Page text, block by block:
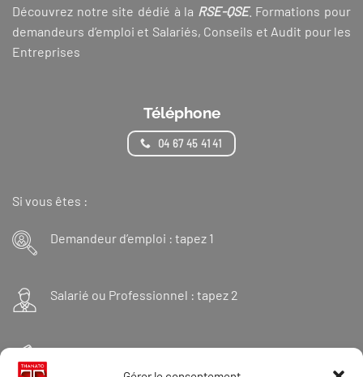
Découvrez notre site dédié à la RSE-QSE. Formations pour
demandeurs d’emploi et Salariés, Conseils et Audit pour les
Entreprises
Téléphone
04 67 45 41 41
Si vous êtes :
Demandeur d’emploi : tapez 1
Salarié ou Professionnel : tapez 2
Financeur : tapez 3